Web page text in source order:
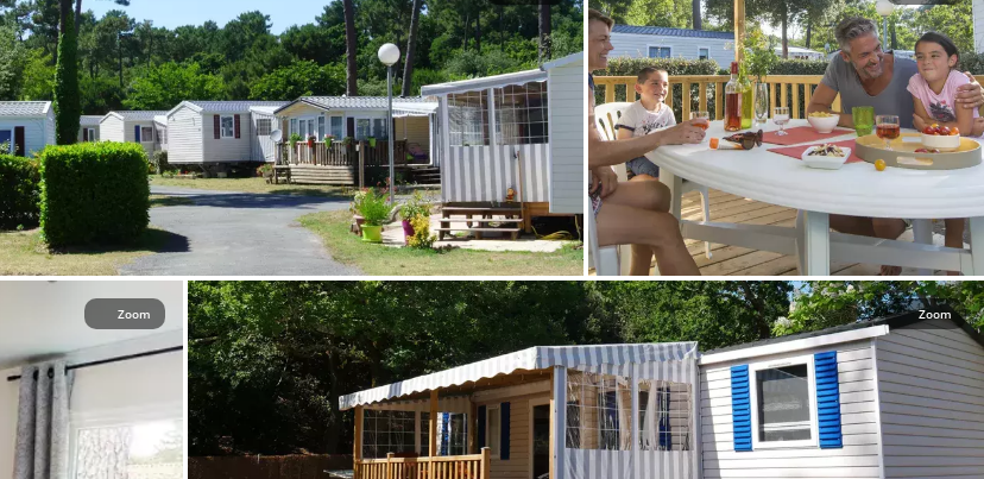
Leaflet ©OpenStreetMapcontributors, Points © 2012 LINZ
Zoom Zoom